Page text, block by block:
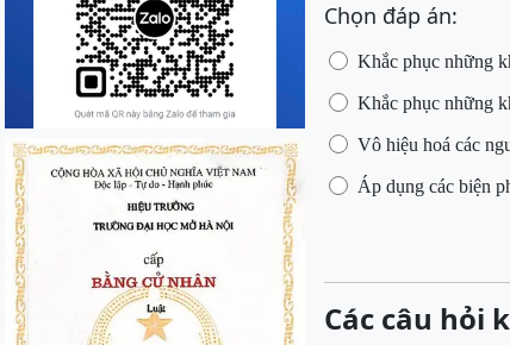
Chọn đáp án:
Khắc phục những
Khắc phục những
Vô hiệu hoá các
Áp dụng các biện
Các câu hỏi